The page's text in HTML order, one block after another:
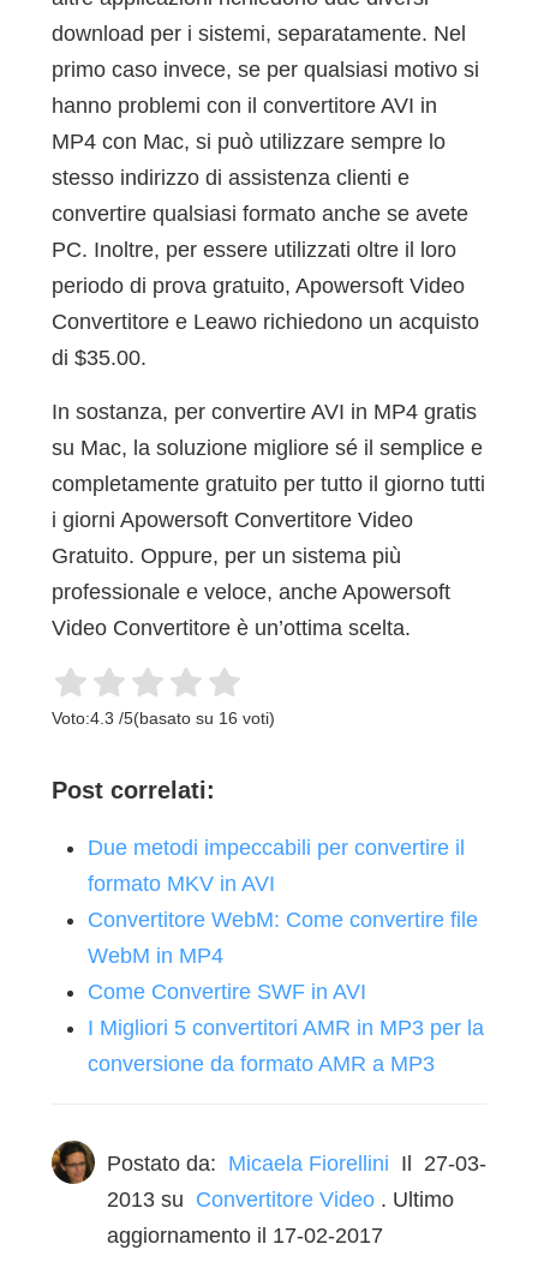
download per i sistemi, separatamente. Nel
primo caso invece, se per qualsiasi motivo si
hanno problemi con il convertitore AVI in
MP4 con Mac, si può utilizzare sempre lo
stesso indirizzo di assistenza clienti e
convertire qualsiasi formato anche se avete
PC. Inoltre, per essere utilizzati oltre il loro
periodo di prova gratuito, Apowersoft Video
Convertitore e Leawo richiedono un acquisto
di $35.00.
In sostanza, per convertire AVI in MP4 gratis
su Mac, la soluzione migliore sé il semplice e
completamente gratuito per tutto il giorno tutti
i giorni Apowersoft Convertitore Video
Gratuito. Oppure, per un sistema più
professionale e veloce, anche Apowersoft
Video Convertitore è un’ottima scelta.
Voto:4.3 /5(basato su 16 voti)
Post correlati:
Due metodi impeccabili per convertire il
formato MKV in AVI
Convertitore WebM: Come convertire file
WebM in MP4
Come Convertire SWF in AVI
I Migliori 5 convertitori AMR in MP3 per la
conversione da formato AMR a MP3
Postato da: Micaela Fiorellini Il
27-03-
2013su Convertitore Video . Ultimo
aggiornamento il 17-02-2017